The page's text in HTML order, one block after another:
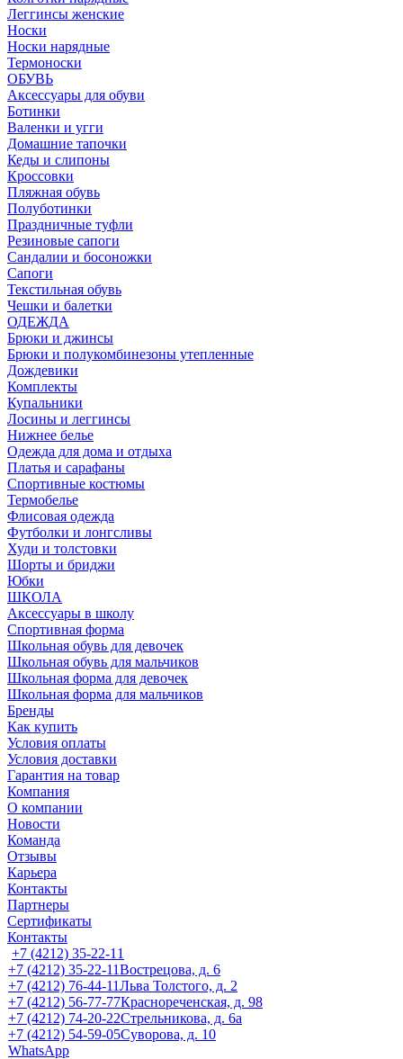
Леггинсы женские
Носки
Носки нарядные
Термоноски
ОБУВЬ
Аксессуары для обуви
Ботинки
Валенки и угги
Домашние тапочки
Кеды и слипоны
Кроссовки
Пляжная обувь
Полуботинки
Праздничные туфли
Резиновые сапоги
Сандалии и босоножки
Сапоги
Текстильная обувь
Чешки и балетки
ОДЕЖДА
Брюки и джинсы
Брюки и полукомбинезоны утепленные
Дождевики
Комплекты
Купальники
Лосины и леггинсы
Нижнее белье
Одежда для дома и отдыха
Платья и сарафаны
Спортивные костюмы
Термобелье
Флисовая одежда
Футболки и лонгсливы
Худи и толстовки
Шорты и бриджи
Юбки
ШКОЛА
Аксессуары в школу
Спортивная форма
Школьная обувь для девочек
Школьная обувь для мальчиков
Школьная форма для девочек
Школьная форма для мальчиков
Бренды
Как купить
Условия оплаты
Условия доставки
Гарантия на товар
Компания
О компании
Новости
Команда
Отзывы
Карьера
Контакты
Партнеры
Сертификаты
Контакты
+7 (4212) 35-22-11
+7 (4212) 35-22-11Вострецова, д. 6
+7 (4212) 76-44-11Льва Толстого, д. 2
+7 (4212) 56-77-77Краснореченская, д. 98
+7 (4212) 74-20-22Стрельникова, д. 6а
+7 (4212) 54-59-05Суворова, д. 10
WhatsApp